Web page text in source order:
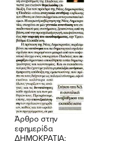
Άρθρο στην
εφημερίδα
ΔΗΜΟΚΡΑΤΙΑ: